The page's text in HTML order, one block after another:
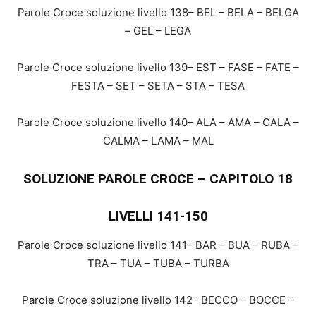
Parole Croce soluzione livello 138– BEL – BELA – BELGA
– GEL – LEGA
Parole Croce soluzione livello 139– EST – FASE – FATE –
FESTA – SET – SETA – STA – TESA
Parole Croce soluzione livello 140– ALA – AMA – CALA –
CALMA – LAMA – MAL
SOLUZIONE PAROLE CROCE – CAPITOLO 18
LIVELLI 141-150
Parole Croce soluzione livello 141– BAR – BUA – RUBA –
TRA – TUA – TUBA – TURBA
Parole Croce soluzione livello 142– BECCO – BOCCE –